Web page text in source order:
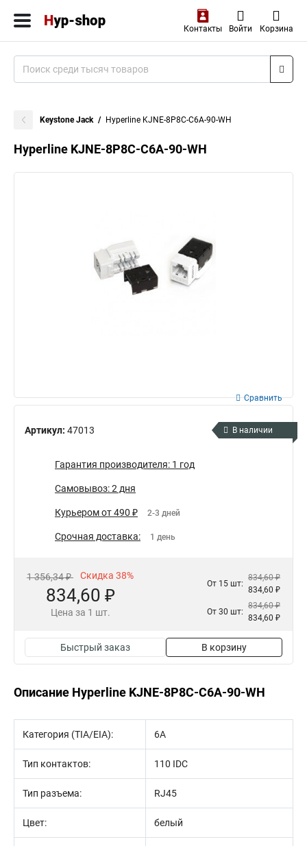
Контакты Войти Корзина
Keystone Jack Hyperline KJNE-8P8C-C6A-90-WH
Hyperline KJNE-8P8C-C6A-90-WH
Артикул: 47013
Сравнить
В наличии
Гарантия производителя: 1 год
Самовывоз: 2 дня
Курьером от 490 ₽ 2-3 дней
Срочная доставка: 1 день
1 356,34 ₽ Скидка 38%
834,60 ₽
Цена за 1 шт.
От 15 шт:
834,60 ₽
834,60 ₽
От 30 шт:
834,60 ₽
834,60 ₽
Быстрый заказ В корзину
Описание Hyperline KJNE-8P8C-C6A-90-WH
Категория (TIA/EIA): 6A
Тип контактов: 110 IDC
Тип разъема: RJ45
Цвет: белый